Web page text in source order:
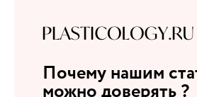
Почему нашим
можно доверять ?